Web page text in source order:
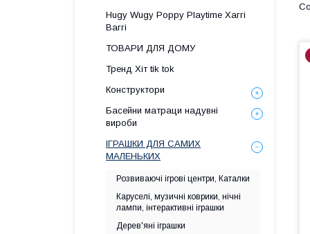
Hugy Wugy Poppy Playtime Хаггі
Ваггі
ТОВАРИ ДЛЯ ДОМУ
Тренд Хіт tik tok
Конструктори
Басейни матраци надувні
вироби
ІГРАШКИ ДЛЯ САМИХ
МАЛЕНЬКИХ
Розвиваючі ігрові центри, Каталки
Каруселі, музичні коврики, нічні
лампи, інтерактивні іграшки
Дерев'яні іграшки